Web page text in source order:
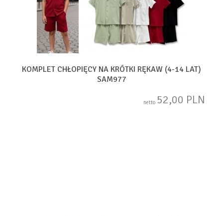
KOMPLET CHŁOPIĘCY NA KRÓTKI RĘKAW (4-14 LAT)
SAM977
netto 52,00 PLN